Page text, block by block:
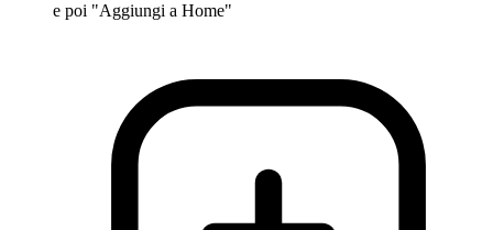
e poi "Aggiungi a Home"